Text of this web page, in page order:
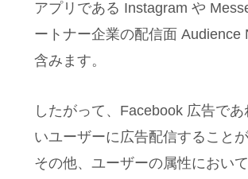
アプリである Instagram や
ートナー企業の配信面 Audience
含みます。
したがって、Facebook 広告で
いユーザーに広告配信することが
その他、ユーザーの属性におい